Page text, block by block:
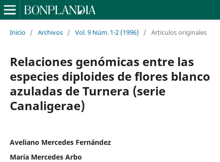
Inicio / Archivos / Vol. 9 Núm. 1-2 (1996) / Artículos originales
Relaciones genómicas entre las
especies diploides de flores blanco
azuladas de Turnera (serie
Canaligerae)
Aveliano Mercedes Fernández
María Mercedes Arbo